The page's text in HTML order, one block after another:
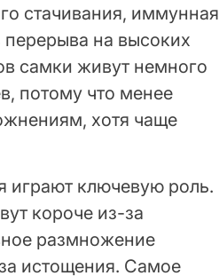
стачивания, иммунная
перерыва на высоких
самки живут немного
потому что менее
хотя чаще
играют ключевую роль.
короче из-за
размножение
истощения. Самое